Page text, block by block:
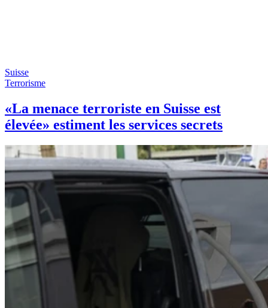
Suisse
Terrorisme
«La menace terroriste en Suisse est
élevée» estiment les services secrets